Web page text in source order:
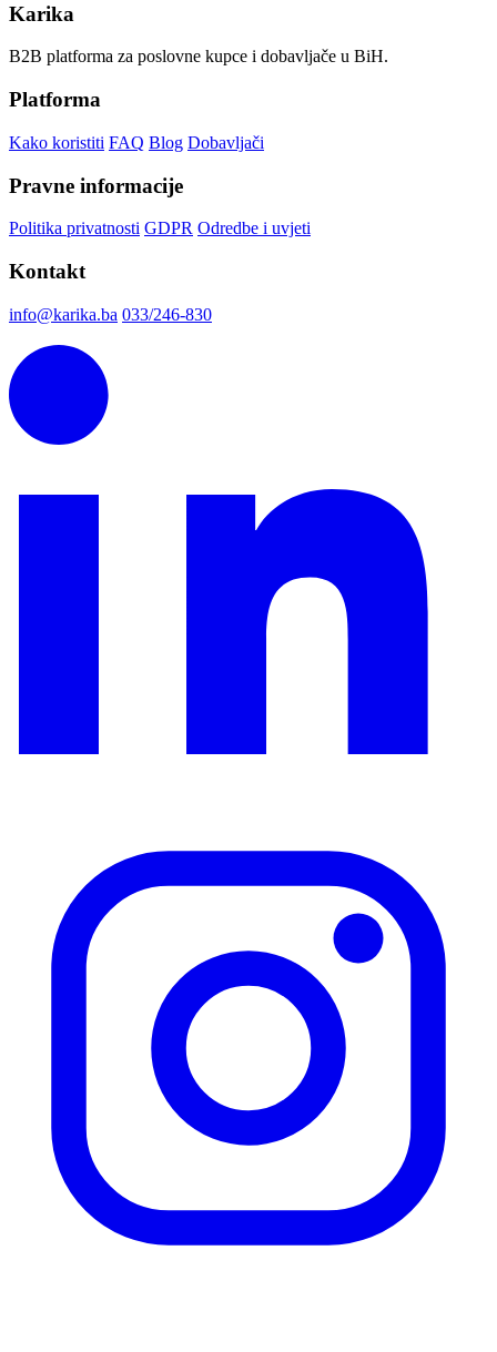
Karika
B2B platforma za poslovne kupce i dobavljače u BiH.
Platforma
Kako koristiti FAQ Blog Dobavljači
Pravne informacije
Politika privatnosti GDPR Odredbe i uvjeti
Kontakt
info@karika.ba 033/246-830